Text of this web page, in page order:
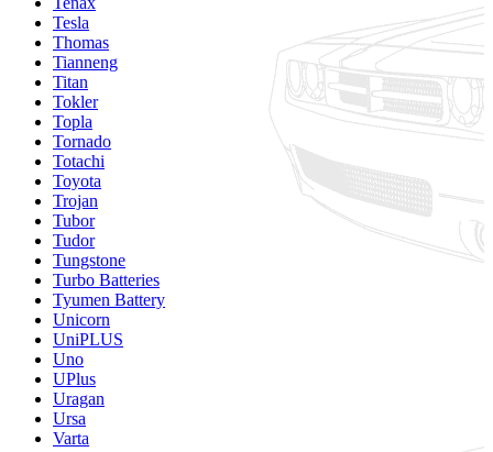
Tesla
Thomas
Tianneng
Titan
Tokler
Topla
Tornado
Totachi
Toyota
Trojan
Tubor
Tudor
Tungstone
Turbo Batteries
Tyumen Battery
Unicorn
UniPLUS
Uno
UPlus
Uragan
Ursa
Varta